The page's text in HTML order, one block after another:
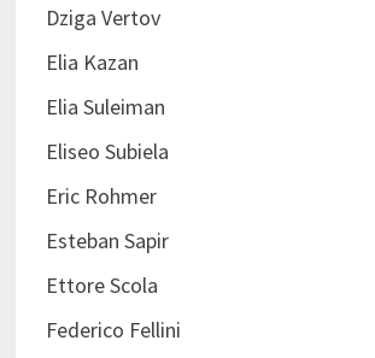
Dziga Vertov
Elia Kazan
Elia Suleiman
Eliseo Subiela
Eric Rohmer
Esteban Sapir
Ettore Scola
Federico Fellini